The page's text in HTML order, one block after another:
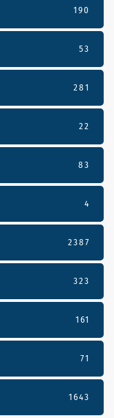
190
53
281
22
83
4
2387
323
161
71
1643